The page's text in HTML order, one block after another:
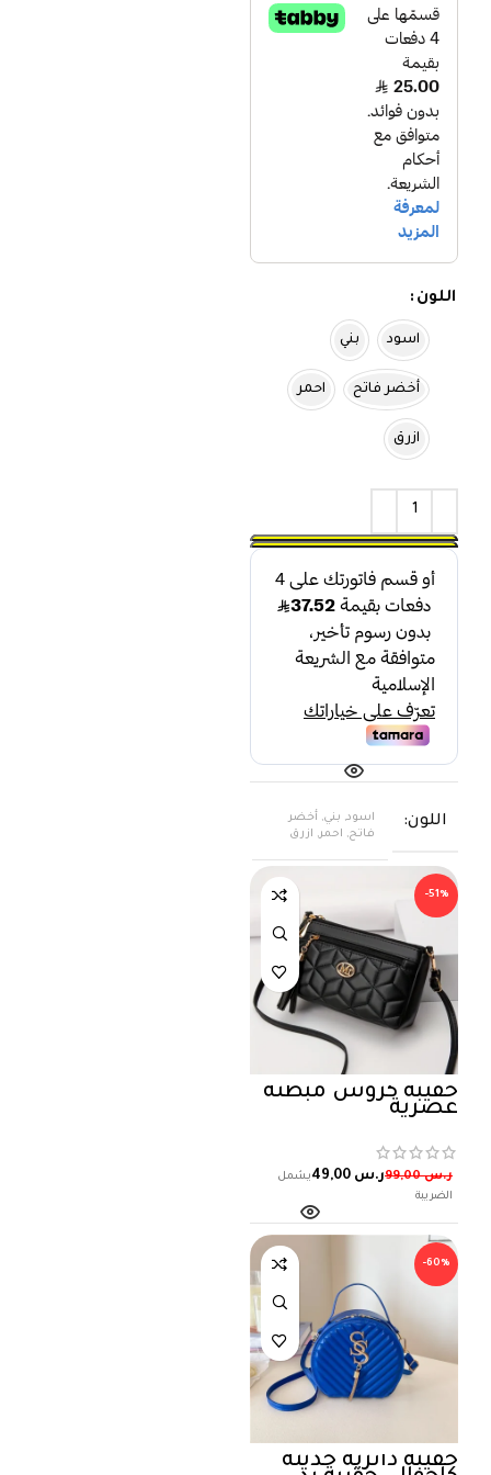
اللون
اسود بني
أخضر فاتح احمر
ازرق
اللون
اسود, بني, أخضر
فاتح, احمر, ازرق
-51%
حقيبة كروس مبطنة
عصرية
ر.س99,00 ر.س
-60%
حقيبة دائرية حديثة